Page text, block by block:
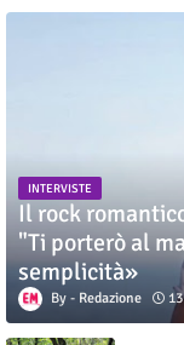
INTERVISTE
Il rock
"Ti porterò al
semplicità»
Redazione